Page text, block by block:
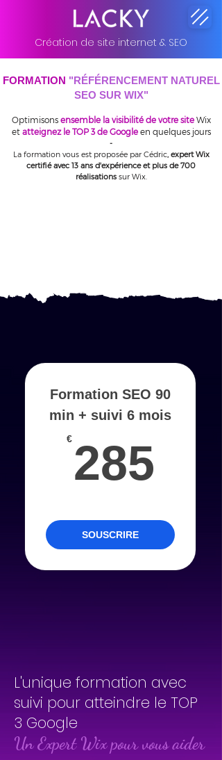
Création de site internet & SEO
FORMATION "RÉFÉRENCEMENT NATUREL
SEO SUR WIX"
Optimisons ensemble la visibilité de votre siteWix
et atteignez le TOP 3 de Googleen quelques jours
​-
La formation vous est proposée par Cédric, expert Wix
certifié avec 13 ans d'expérience et plus de 700
réalisationssur Wix.
Formation SEO 90
min + suivi 6 mois
€ 285
SOUSCRIRE
L'unique formation avec
suivi pour atteindre le TOP
3 Google
Un Expert Wix pour vous aider